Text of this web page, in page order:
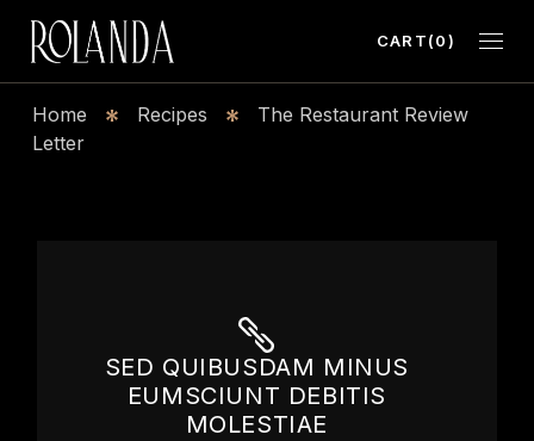
CART(0)
Home Recipes
The Restaurant Review
Letter
SED QUIBUSDAM MINUS
EUMSCIUNT DEBITIS
MOLESTIAE